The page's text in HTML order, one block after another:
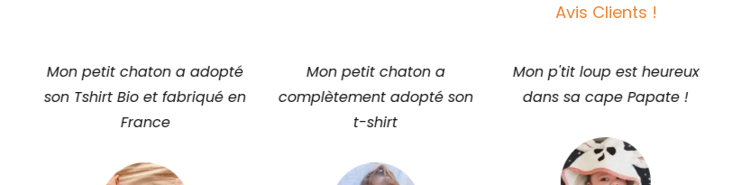
Avis Clients !
Mon petit chaton a
complètement adopté son
t-shirt
Mon p'tit loup est heureux
dans sa cape Papate !
Produit de qualité, coutures
bien finies et tenue
recommande sans
hésitation !